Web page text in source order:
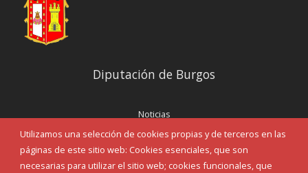
Utilizamos una selección de cookies propias y de terceros en las
páginas de este sitio web: Cookies esenciales, que son
necesarias para utilizar el sitio web; cookies funcionales, que
Diputación de Burgos
Noticias
Eventos
Corporación Municipal
Teléfonos de interés